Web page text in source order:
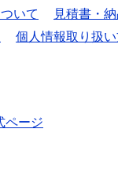
いて
見積書・
個人情報取り扱
ページ